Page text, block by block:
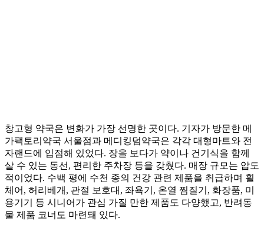
창고형 약국은 변화가 가장 선명한 곳이다. 기자가 방문한 메
가팩토리약국 서울점과 메디킹덤약국은 각각 대형마트와 전
자랜드에 입점해 있었다. 장을 보다가 약이나 건기식을 함께
살 수 있는 동선, 편리한 주차장 등을 갖췄다. 매장 규모는 압도
적이었다. 수백 평에 수천 종의 건강 관련 제품을 취급하며 휠
체어, 허리베개, 관절 보호대, 좌욕기, 온열 찜질기, 화장품, 미
용기기 등 시니어가 관심 가질 만한 제품도 다양했고, 반려동
물 제품 코너도 마련돼 있다.